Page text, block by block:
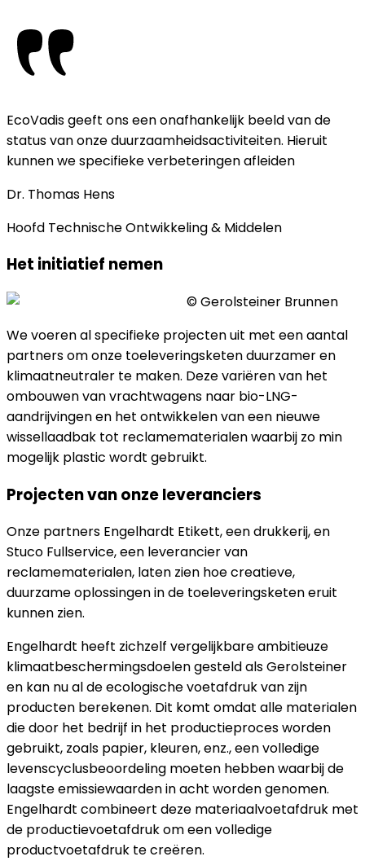
EcoVadis geeft ons een onafhankelijk beeld van de
status van onze duurzaamheidsactiviteiten. Hieruit
kunnen we specifieke verbeteringen afleiden
Dr. Thomas Hens
Hoofd Technische Ontwikkeling & Middelen
Het initiatief nemen
©Gerolsteiner Brunnen
We voeren al specifieke projecten uit met een aantal
partners om onze toeleveringsketen duurzamer en
klimaatneutraler te maken. Deze variëren van het
ombouwen van vrachtwagens naar bio-LNG-
aandrijvingen en het ontwikkelen van een nieuwe
wissellaadbak tot reclamematerialen waarbij zo min
mogelijk plastic wordt gebruikt.
Projecten van onze leveranciers
Onze partners Engelhardt Etikett, een drukkerij, en
Stuco Fullservice, een leverancier van
reclamematerialen, laten zien hoe creatieve,
duurzame oplossingen in de toeleveringsketen eruit
kunnen zien.
Engelhardt heeft zichzelf vergelijkbare ambitieuze
klimaatbeschermingsdoelen gesteld als Gerolsteiner
en kan nu al de ecologische voetafdruk van zijn
producten berekenen. Dit komt omdat alle materialen
die door het bedrijf in het productieproces worden
gebruikt, zoals papier, kleuren, enz., een volledige
levenscyclusbeoordeling moeten hebben waarbij de
laagste emissiewaarden in acht worden genomen.
Engelhardt combineert deze materiaalvoetafdruk met
de productievoetafdruk om een volledige
productvoetafdruk te creëren.